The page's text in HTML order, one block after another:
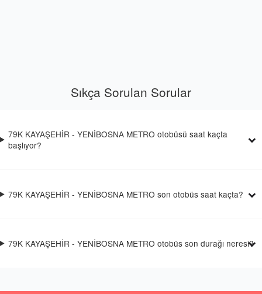
Sıkça Sorulan Sorular
79K KAYAŞEHİR - YENİBOSNA METRO otobüsü saat kaçta
başlıyor?
79K KAYAŞEHİR - YENİBOSNA METRO son otobüs saat kaçta?
79K KAYAŞEHİR - YENİBOSNA METRO otobüs son durağı neresi?